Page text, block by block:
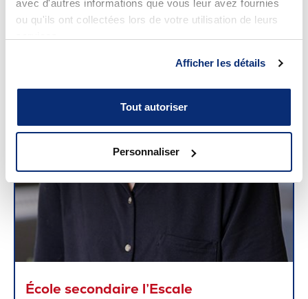
avec d'autres informations que vous leur avez fournies
ou qu'ils ont collectées lors de votre utilisation de leurs
Afficher les détails
Tout autoriser
Personnaliser
École secondaire l’Escale